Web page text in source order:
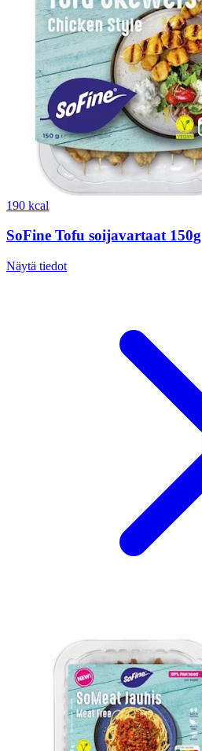
190 kcal
SoFine Tofu soijavartaat 150g
Näytä tiedot